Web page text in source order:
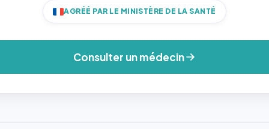
AGRÉÉ PAR LE MINISTÈRE DE LA SANTÉ
Consulter un médecin